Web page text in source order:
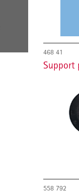
468 41
Support
558 792